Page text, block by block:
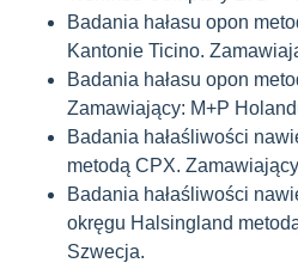
Badania hałasu opon
Kantonie Ticino.
Badania hałasu opon
Zamawiający: M+P
Badania hałaśliwości
metodą CPX.
Badania hałaśliwości
okręgu Halsingland
Szwecja.